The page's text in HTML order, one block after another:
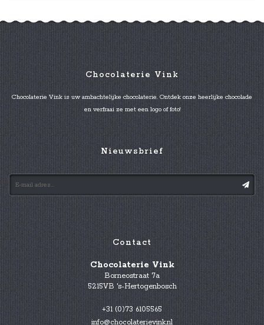
Chocolaterie Vink
Chocolaterie Vink is uw ambachtelijke chocolaterie. Ontdek onze heerlijke chocolade
en verfraai ze met een logo of foto!
Nieuwsbrief
Contact
Chocolaterie Vink
Borneostraat 7a
5215VB 's-Hertogenbosch
+31 (0)73 6105565
info@chocolaterievink.nl